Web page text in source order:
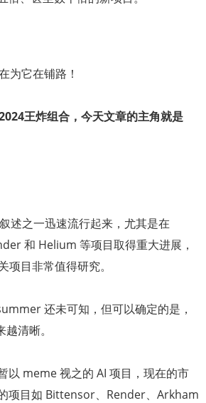
为它在铺路！
王炸组合，今天文章的主角就是
述之一迅速流行起来，尤其是在
和 Helium 等项目取得重大进展，
项目非常值得研究。
还未可知，但可以确定的是，
清晰。
以 meme 视之的 AI 项目，现在的市
项目如 Bittensor、Render、Arkham